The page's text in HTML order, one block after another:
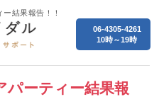
結果報告！！
06-4305-4261
10時～19時
パーティー結果報